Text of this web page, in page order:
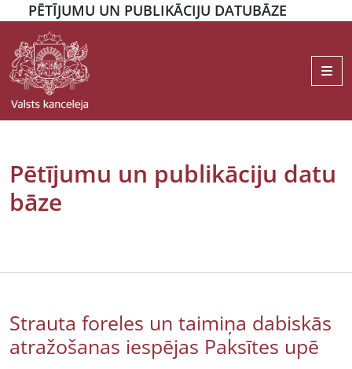
PĒTĪJUMU UN PUBLIKĀCIJU DATUBĀZE
Pētījumu un publikāciju datu
bāze
Strauta foreles un taimiņa dabiskās
atražošanas iespējas Paksītes upē